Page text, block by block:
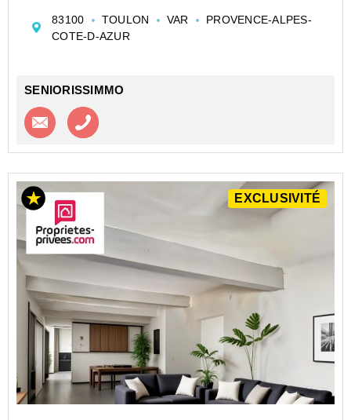
ÉTUDIANTE - LOT LMNP GÉRÉ PAR GARDEN & CITY
- IDÉAL PREMIER INVESTISSEMENT
83100 TOULON VAR
PROVENCE-ALPES-
COTE-D-AZUR
SENIORISSIMMO
Contacter l'agence
EXCLUSIVITÉ